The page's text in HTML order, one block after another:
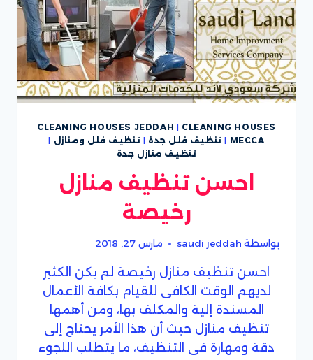
CLEANING HOUSES JEDDAH | CLEANING HOUSES
MECCA
| تنظيف فلل جدة | تنظيف فلل ومنازل |
تنظيف منازل جدة
احسن تنظيف منازل
رخيصة
بواسطة saudi jeddah مارس 27, 2018
احسن تنظيف منازل رخيصة لم يكن الكثير
لديهم الوقت الكافى للقيام بكافة الأعمال
المسندة إلية والمكلف بها، ومن أهمها
تنظيف منازل حيث أن هذا الأمر يحتاج إلى
دقة ومهارة فى التنظيف، ما يتطلب اللجوء